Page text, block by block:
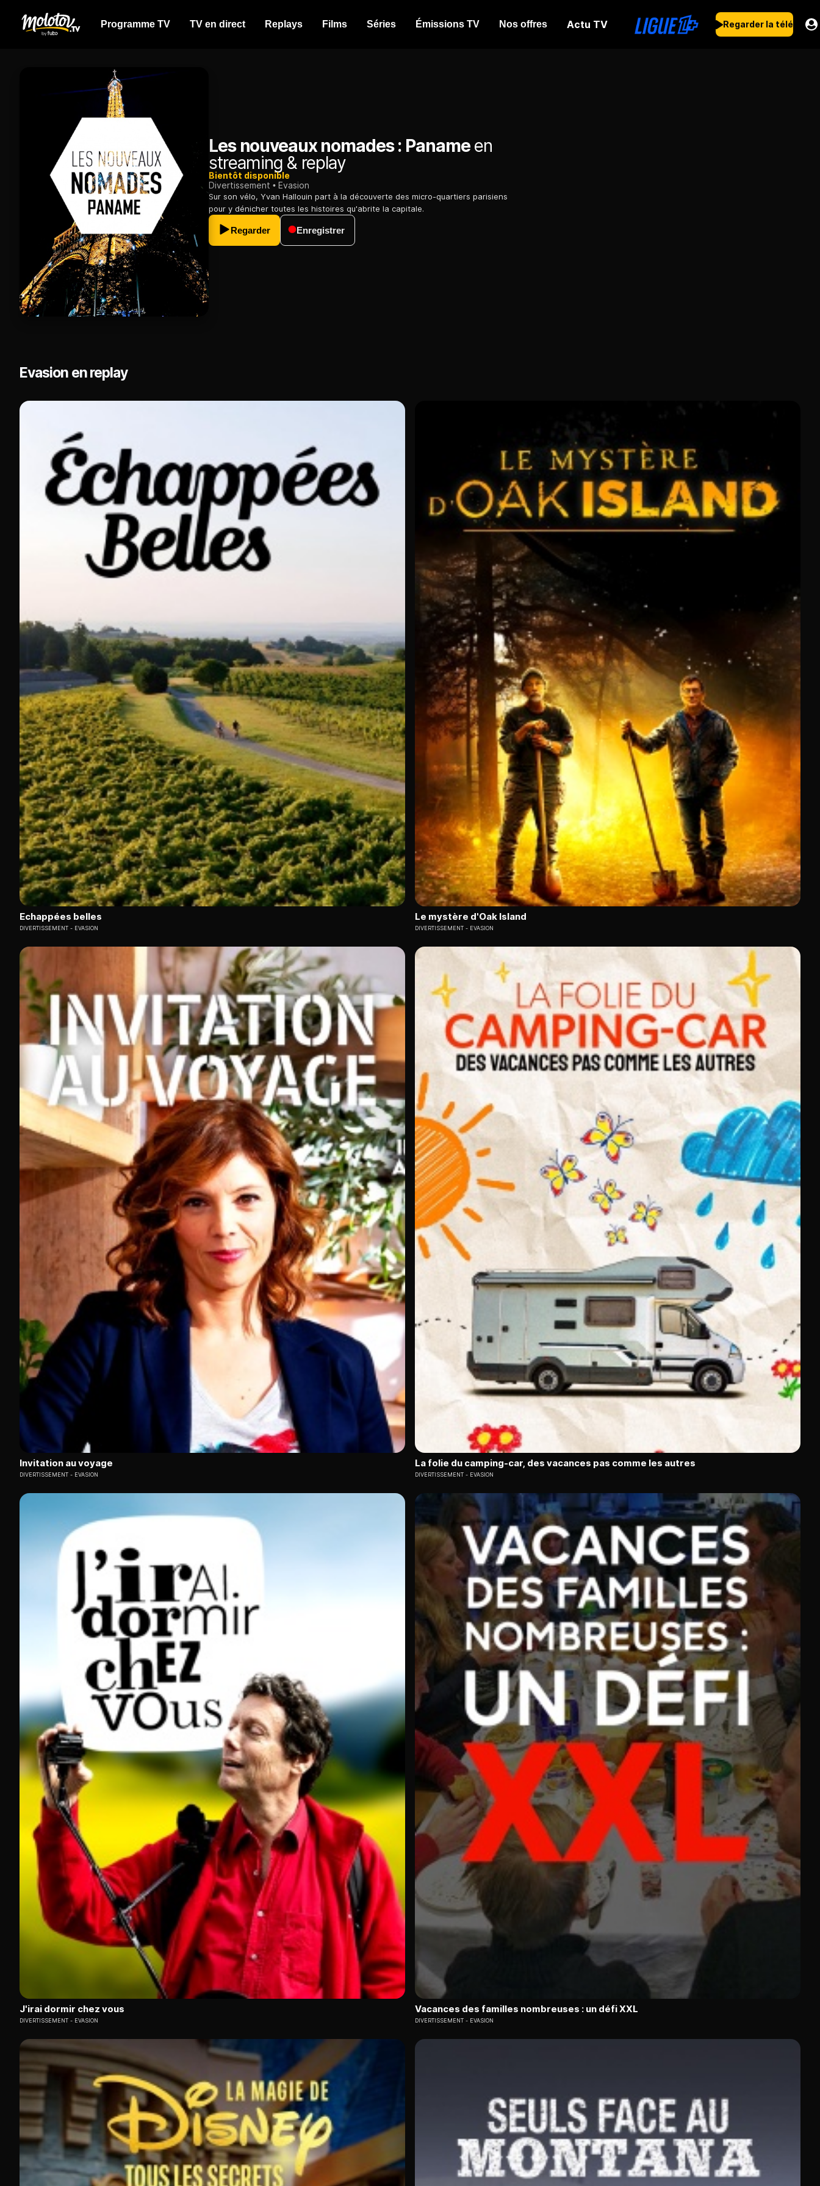
Programme TV TV en direct Replays Films Séries Émissions TV Nos offres Actu TV Regarder la télé
Les nouveaux nomades : Panameen
streaming & replay
Bientôt disponible
Divertissement
Evasion
Sur son vélo, Yvan Hallouin part à la découverte des micro-quartiers parisiens
pour y dénicher toutes les histoires qu'abrite la capitale.
Regarder Enregistrer
Evasion en replay
Echappées belles
DIVERTISSEMENT EVASION
Le mystère d'Oak Island
DIVERTISSEMENT EVASION
Invitation au voyage
DIVERTISSEMENT EVASION
La folie du camping-car, des vacances pas comme les autres
DIVERTISSEMENT EVASION
J'irai dormir chez vous
DIVERTISSEMENT EVASION
Vacances des familles nombreuses : un défi XXL
DIVERTISSEMENT EVASION